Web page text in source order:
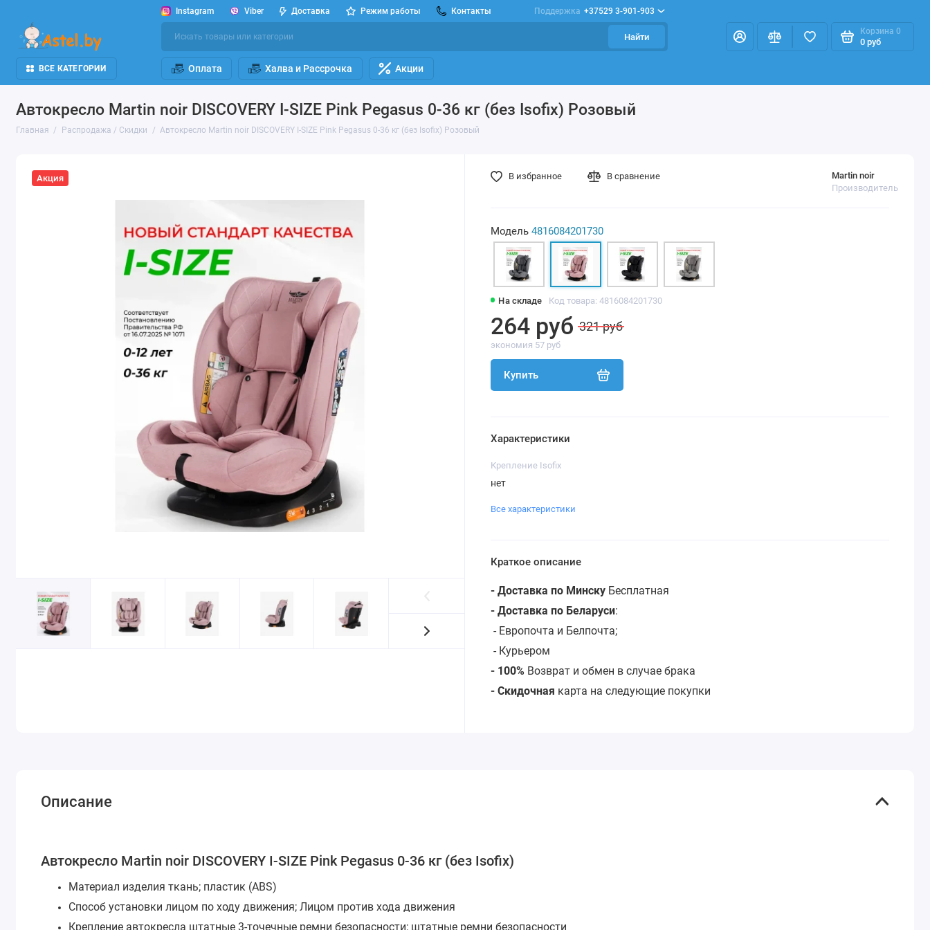
Instagram Viber Доставка Режим работы Контакты Поддержка +37529 3-901-903
Найти
Корзина 0
0 руб
ВСЕ КАТЕГОРИИ Оплата Халва и Рассрочка Акции
Автокресло Martin noir DISCOVERY I-SIZE Pink Pegasus 0-36 кг (без Isofix) Розовый
Главная Распродажа / Скидки Автокресло Martin noir DISCOVERY I-SIZE Pink Pegasus 0-36 кг (без Isofix) Розовый
Акция
На складе Код товара: 4816084201730
Martin noir
Производитель
264 руб 321 руб
экономия 57 руб
Купить
В избранное В сравнение
Модель 4816084201730
Характеристики
Крепление Isofix
нет
Все характеристики
Краткое описание
- Доставка по МинскуБесплатная
- Доставка по Беларуси:
- Европочта и Белпочта;
- Курьером
- 100% Возврат и обмен в случае брака
- Скидочная карта на следующие покупки
Описание
Автокресло Martin noir DISCOVERY I-SIZE Pink Pegasus 0-36 кг (без Isofix)
Материал изделияткань; пластик (ABS)
Способ установкилицом по ходу движения; Лицом против хода движения
Крепление автокресла штатные 3-точечные ремни безопасности; штатные ремни безопасности